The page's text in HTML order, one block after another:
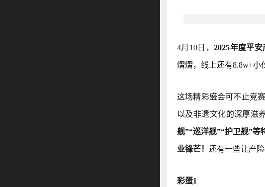
4月10日，2025年度平
熠熠，线上还有8.8w+小
这场精彩盛会可不止竞
以及非遗文化的深厚滋
舰”“巡洋舰”“护卫舰”
业锋芒！ 还有一些让产
彩蛋1